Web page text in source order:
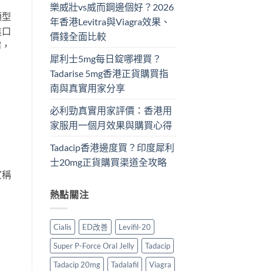
樂威壯vs威而鋼邊個好？2026
年香港Levitra與Viagra效果、
價錢全面比較
犀利士5mg每日錠哪裡買？
Tadarise 5mg香港正貨購買指
南與真實用家分享
必利勁真實用家評價：香港用
家服用一個月效果與購買心得
Tadacip香港邊度買？印度犀利
士20mg正貨購買渠道全攻略
熱點關注
Cialis ED改善
Levifil-20
Super P-Force Oral Jelly
Tadacip
Tadacip 20mg
Tadalafil
Viagra